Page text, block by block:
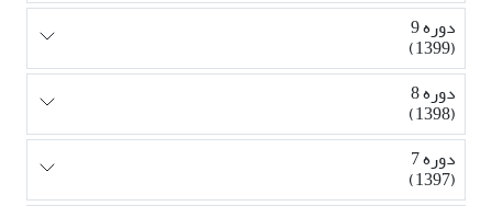
دوره 9
(1399)
دوره 8
(1398)
دوره 7
(1397)